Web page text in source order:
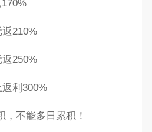
210%
250%
利300%
不能多日累积！